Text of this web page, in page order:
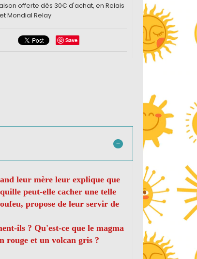
offerte dès 30€ d'achat, en Relais
Mondial Relay
Save
leur mère leur explique que
peut-elle cacher une telle
propose de leur servir de
ils ? Qu'est-ce que le magma
rouge et un volcan gris ?